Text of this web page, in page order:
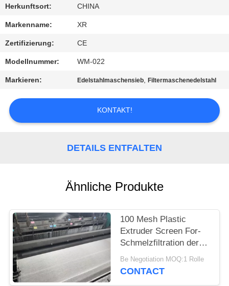
SIE
MIT
UNS
IN
VERBINDUNG
FORDERN
SIE
PRIVACY
POLICY
Herkunftsort: CHINA
Markenname: XR
Zertifizierung: CE
Modellnummer: WM-022
Markieren: Edelstahlmaschensieb,Filtermaschenedelstahl
KONTAKT!
DETAILS ENTFALTEN
Ähnliche Produkte
100 Mesh Plastic
Extruder Screen For-
Schmelzfiltration der
Maschen-120 und
Verdrängungs-Prozess
Be Negotiation MOQ:1 Rolle
CONTACT